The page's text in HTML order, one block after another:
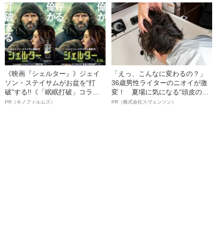
語る”《日本興収70億円突破》
《映画『シェルター』》ジェイ
ソン・ステイサムがお盆を“打
破”する!!《「眠眠打破」コラ
ボ》
PR（キノフィルムズ）
「えっ、こんなに変わるの？」
36歳男性ライターのニオイが激
変！ 夏場に気になる“頭皮のニ
オイ”や“ベタつき”を解消す
PR（株式会社スヴェンソン）